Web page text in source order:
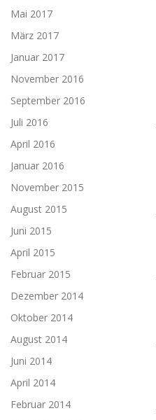
Mai 2017
März 2017
Januar 2017
November 2016
September 2016
Juli 2016
April 2016
Januar 2016
November 2015
August 2015
Juni 2015
April 2015
Februar 2015
Dezember 2014
Oktober 2014
August 2014
Juni 2014
April 2014
Februar 2014